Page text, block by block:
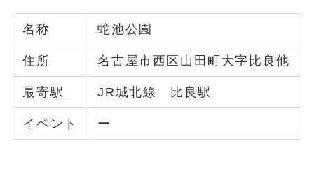
名称 蛇池公園
住所 名古屋市西区山田町大字比良他
最寄駅 JR城北線 比良駅
イベント ー